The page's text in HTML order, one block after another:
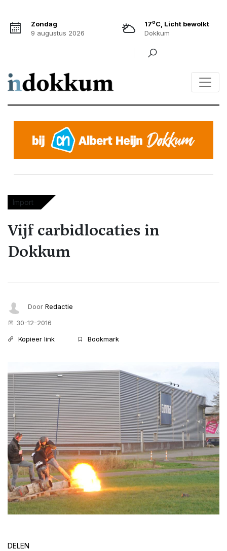
Zondag
9 augustus 2026
17oC, Licht bewolkt
Dokkum
Import
Vijf carbidlocaties in
Dokkum
Door Redactie
30-12-2016
Kopieer link
Bookmark
DELEN